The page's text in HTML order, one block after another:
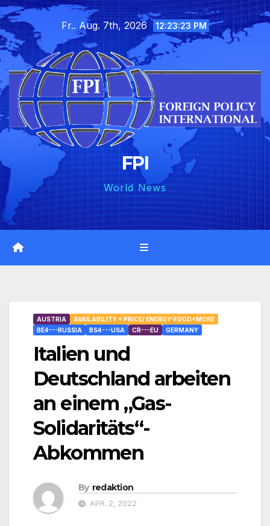
Skip
to
content
Fr.. Aug. 7th, 2026 12:23:24 PM
FPI
World News
AUSTRIA
AVAILABILITY + PRICE/ ENERGY-FOOD+MORE
BE4---RUSSIA
BS4---USA CR---EU GERMANY
Italien und
Deutschland arbeiten
an einem „Gas-
Solidaritäts“-
Abkommen
By redaktion
APR. 2, 2022